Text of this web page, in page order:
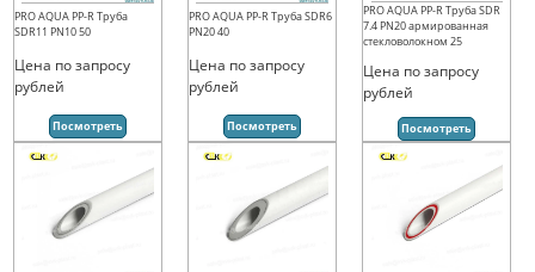
PRO AQUA PP-R Труба
SDR11 PN10 50
Цена по запросу
рублей
Посмотреть
PRO AQUA PP-R Труба SDR6
PN20 40
Цена по запросу
рублей
Посмотреть
PRO AQUA PP-R Труба SDR
7.4 PN20 армированная
стекловолокном 25
Цена по запросу
рублей
Посмотреть